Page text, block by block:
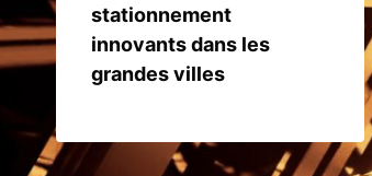
stationnement
innovants dans les
grandes villes